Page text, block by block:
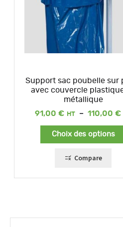
Support sac poubelle sur
avec couvercle
métallique
91,00 € – 110,00 €
Choix des options
Compare